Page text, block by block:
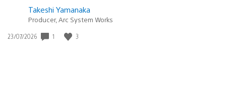
Takeshi Yamanaka
Producer, Arc System Works
Data
23/07/2026 1 3